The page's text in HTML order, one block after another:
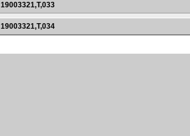
19003321,T,033
19003321,T,034